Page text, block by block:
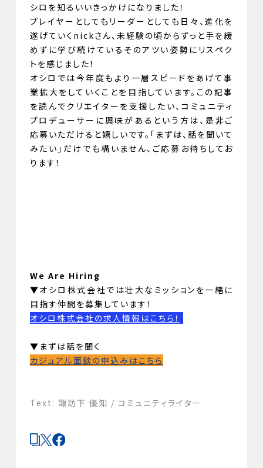
シロを知るいいきっかけになりました！
プレイヤーとしてもリーダーとしても日々、進化を
遂げていくnickさん、未経験の頃からずっと手を緩
めずに学び続けているそのアツい姿勢にリスペク
トを感じました！
オシロでは今年度もより一層スピードをあげて事
業拡大をしていくことを目指しています。この記事
を読んでクリエイターを支援したい、コミュニティ
プロデューサーに興味があるという方は、是非ご
応募いただけると嬉しいです。「まずは、話を聞いて
みたい」だけでも構いません、ご応募お待ちしてお
ります！
We Are Hiring
▼オシロ株式会社では壮大なミッションを一緒に
目指す仲間を募集しています！
オシロ株式会社の求人情報はこちら！
▼まずは話を聞く
カジュアル面談の申込みはこちら
Text: 諏訪下 優知 / コミュニティライター